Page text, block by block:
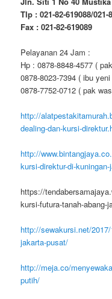
Tlp : 021-82-619088/021-
Fax : 021-82-619089
Pelayanan 24 Jam :
Hp : 0878-8848-4577 (
0878-8023-7394 ( ibu
0878-7752-0712 ( pak
http://
dealing-dan-kursi-
http://
kursi-direktur-di-
https://
kursi-futura-tanah-abang-
http://sewakursi.net/
jakarta-pusat/
http://meja.co/
putih/